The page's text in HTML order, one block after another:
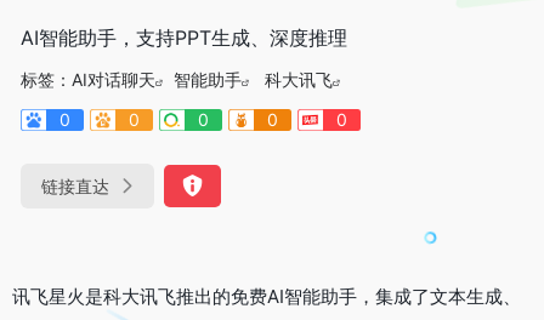
AI智能助手，支持PPT生成、深度推理
标签： AI对话聊天 智能助手
科大讯飞
0
0 0 0 0
链接直达
讯飞星火是科大讯飞推出的免费AI智能助手，集成了文本生成、